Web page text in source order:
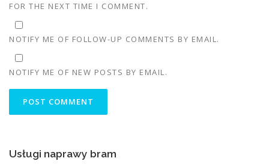
FOR THE NEXT TIME I COMMENT.
NOTIFY ME OF FOLLOW-UP COMMENTS BY EMAIL.
NOTIFY ME OF NEW POSTS BY EMAIL.
Usługi naprawy bram